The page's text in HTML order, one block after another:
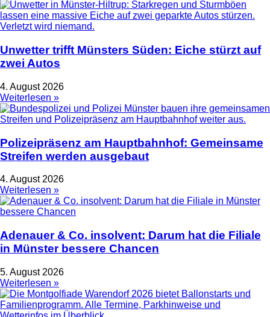
Unwetter trifft Münsters Süden: Eiche stürzt auf
zwei Autos
4. August 2026
Weiterlesen »
Polizeipräsenz am Hauptbahnhof: Gemeinsame
Streifen werden ausgebaut
4. August 2026
Weiterlesen »
Adenauer & Co. insolvent: Darum hat die Filiale
in Münster bessere Chancen
5. August 2026
Weiterlesen »